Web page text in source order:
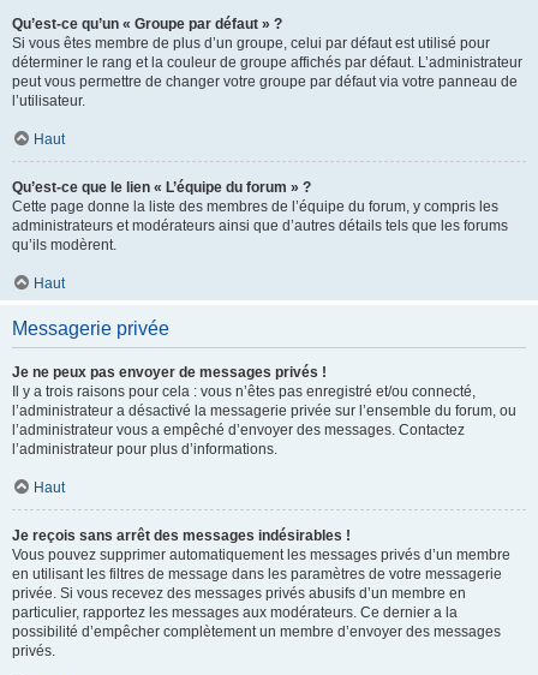
Qu’est-ce qu’un « Groupe par défaut » ?
Si vous êtes membre de plus d’un groupe, celui par défaut est utilisé pour
déterminer le rang et la couleur de groupe affichés par défaut. L’administrateur
peut vous permettre de changer votre groupe par défaut via votre panneau de
l’utilisateur.
Haut
Qu’est-ce que le lien « L’équipe du forum » ?
Cette page donne la liste des membres de l’équipe du forum, y compris les
administrateurs et modérateurs ainsi que d’autres détails tels que les forums
qu’ils modèrent.
Haut
Messagerie privée
Je ne peux pas envoyer de messages privés !
Il y a trois raisons pour cela : vous n’êtes pas enregistré et/ou connecté,
l’administrateur a désactivé la messagerie privée sur l’ensemble du forum, ou
l’administrateur vous a empêché d’envoyer des messages. Contactez
l’administrateur pour plus d’informations.
Haut
Je reçois sans arrêt des messages indésirables !
Vous pouvez supprimer automatiquement les messages privés d’un membre
en utilisant les filtres de message dans les paramètres de votre messagerie
privée. Si vous recevez des messages privés abusifs d’un membre en
particulier, rapportez les messages aux modérateurs. Ce dernier a la
possibilité d’empêcher complètement un membre d’envoyer des messages
privés.